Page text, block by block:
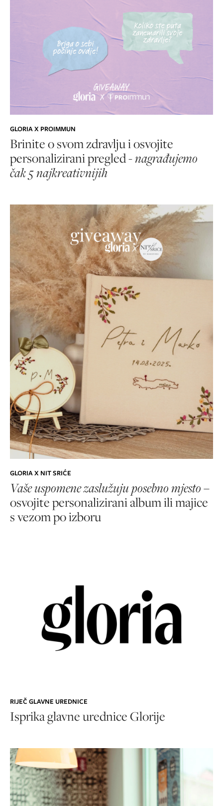
GLORIA X PROIMMUN
Brinite o svom zdravlju i osvojite
personalizirani pregled -nagrađujemo
čak 5 najkreativnijih
GLORIA X NIT SRIĆE
Vaše uspomene zaslužuju posebno mjesto–
osvojite personalizirani album ili majice
s vezom po izboru
RIJEČ GLAVNE UREDNICE
Isprika glavne urednice Glorije